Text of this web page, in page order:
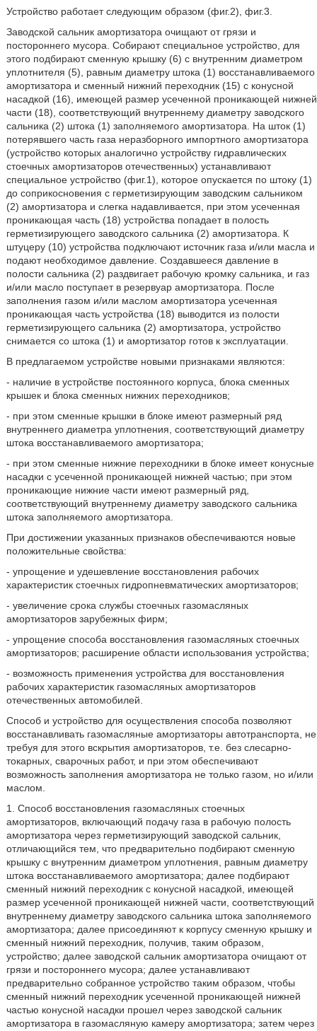
Устройство работает следующим образом (фиг.2), фиг.3.
Заводской сальник амортизатора очищают от грязи и
постороннего мусора. Собирают специальное устройство, для
этого подбирают сменную крышку (6) с внутренним диаметром
уплотнителя (5), равным диаметру штока (1) восстанавливаемого
амортизатора и сменный нижний переходник (15) с конусной
насадкой (16), имеющей размер усеченной проникающей нижней
части (18), соответствующий внутреннему диаметру заводского
сальника (2) штока (1) заполняемого амортизатора. На шток (1)
потерявшего часть газа неразборного импортного амортизатора
(устройство которых аналогично устройству гидравлических
стоечных амортизаторов отечественных) устанавливают
специальное устройство (фиг.1), которое опускается по штоку (1)
до соприкосновения с герметизирующим заводским сальником
(2) амортизатора и слегка надавливается, при этом усеченная
проникающая часть (18) устройства попадает в полость
герметизирующего заводского сальника (2) амортизатора. К
штуцеру (10) устройства подключают источник газа и/или масла и
подают необходимое давление. Создавшееся давление в
полости сальника (2) раздвигает рабочую кромку сальника, и газ
и/или масло поступает в резервуар амортизатора. После
заполнения газом и/или маслом амортизатора усеченная
проникающая часть устройства (18) выводится из полости
герметизирующего сальника (2) амортизатора, устройство
снимается со штока (1) и амортизатор готов к эксплуатации.
В предлагаемом устройстве новыми признаками являются:
- наличие в устройстве постоянного корпуса, блока сменных
крышек и блока сменных нижних переходников;
- при этом сменные крышки в блоке имеют размерный ряд
внутреннего диаметра уплотнения, соответствующий диаметру
штока восстанавливаемого амортизатора;
- при этом сменные нижние переходники в блоке имеет конусные
насадки с усеченной проникающей нижней частью; при этом
проникающие нижние части имеют размерный ряд,
соответствующий внутреннему диаметру заводского сальника
штока заполняемого амортизатора.
При достижении указанных признаков обеспечиваются новые
положительные свойства:
- упрощение и удешевление восстановления рабочих
характеристик стоечных гидропневматических амортизаторов;
- увеличение срока службы стоечных газомасляных
амортизаторов зарубежных фирм;
- упрощение способа восстановления газомасляных стоечных
амортизаторов; расширение области использования устройства;
- возможность применения устройства для восстановления
рабочих характеристик газомасляных амортизаторов
отечественных автомобилей.
Способ и устройство для осуществления способа позволяют
восстанавливать газомасляные амортизаторы автотранспорта, не
требуя для этого вскрытия амортизаторов, т.е. без слесарно-
токарных, сварочных работ, и при этом обеспечивают
возможность заполнения амортизатора не только газом, но и/или
маслом.
1. Способ восстановления газомасляных стоечных
амортизаторов, включающий подачу газа в рабочую полость
амортизатора через герметизирующий заводской сальник,
отличающийся тем, что предварительно подбирают сменную
крышку с внутренним диаметром уплотнения, равным диаметру
штока восстанавливаемого амортизатора; далее подбирают
сменный нижний переходник с конусной насадкой, имеющей
размер усеченной проникающей нижней части, соответствующий
внутреннему диаметру заводского сальника штока заполняемого
амортизатора; далее присоединяют к корпусу сменную крышку и
сменный нижний переходник, получив, таким образом,
устройство; далее заводской сальник амортизатора очищают от
грязи и постороннего мусора; далее устанавливают
предварительно собранное устройство таким образом, чтобы
сменный нижний переходник усеченной проникающей нижней
частью конусной насадки прошел через заводской сальник
амортизатора в газомасляную камеру амортизатора; затем через